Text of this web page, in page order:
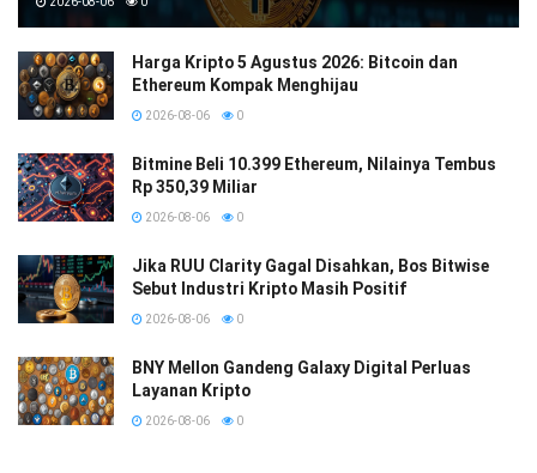
Harga Kripto 5 Agustus 2026: Bitcoin dan
Ethereum Kompak Menghijau
2026-08-06 0
Bitmine Beli 10.399 Ethereum, Nilainya Tembus
Rp 350,39 Miliar
2026-08-06 0
Jika RUU Clarity Gagal Disahkan, Bos Bitwise
Sebut Industri Kripto Masih Positif
2026-08-06 0
BNY Mellon Gandeng Galaxy Digital Perluas
Layanan Kripto
2026-08-06 0